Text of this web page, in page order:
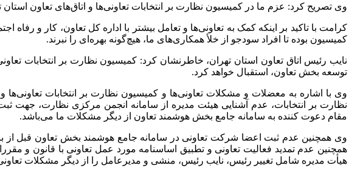
وی تصریح کرد: عزم ما در کمیسیون نظارت بر انتخابات تعاونی‌ها و اتاق‌های تعاون
کرامت با تاکید بر اینکه کمک به تعاونی‌ها و تعامل بیشتر با اداره کل تعاون، کار و
کمیسیون بوده تا افراد سودجو از خلأ همکاری‌های ما، هیچ‌گونه بهره‌ای را نبرند.
نایب رئیس اتاق تعاون استان تهران، خاطرنشان کرد: کمیسیون نظارت بر انتخابات
توسعه بخش تعاون، استقبال خواهد کرد.
وی با اشاره به معضلات و مشکلات تعاونی‌ها و کمیسیون نظارت بر انتخابات
نظارت بر انتخابات، عدم آشنایی هیئت مدیره از سامانه انجمن مرکزی نظارت، جهت
مقام دعوت کننده به سامانه جامع بخش هوشمند تعاون از دیگر مشکلات ما می‌باشد.
وی همچنین عدم ثبت اعضا شرکت تعاونی در سامانه جامع هوشمند بخش تعاون قبل
همچنین عدم تمدید فعالیت تعاونی و تطبیق اساسنامه مورد عمل تعاونی با قانون و
هیأت مدیره شامل تغییر رئیس، نایب رئیس، منشی و مدیرعامل را از دیگر مشکلات